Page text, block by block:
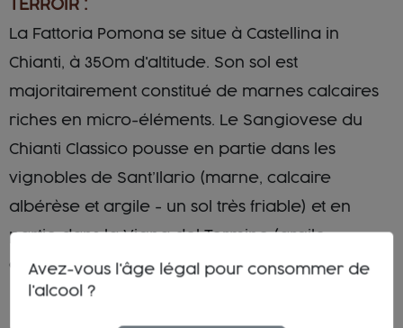
TERROIR :
La Fattoria Pomona se situe à Castellina in
Chianti, à 350m d'altitude. Son sol est
majoritairement constitué de marnes calcaires
riches en micro-éléments. Le Sangiovese du
Chianti Classico pousse en partie dans les
vignobles de Sant’Ilario (marne, calcaire
albérèse et argile - un sol très friable) et en
partie dans la Vigna del Termine (argilo-
calcaire).
Avez-vous l'âge légal pour consommer de
l'alcool ?